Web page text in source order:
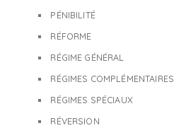
PÉNIBILITÉ
RÉFORME
RÉGIME GÉNÉRAL
RÉGIMES COMPLÉMENTAIRES
RÉGIMES SPÉCIAUX
RÉVERSION